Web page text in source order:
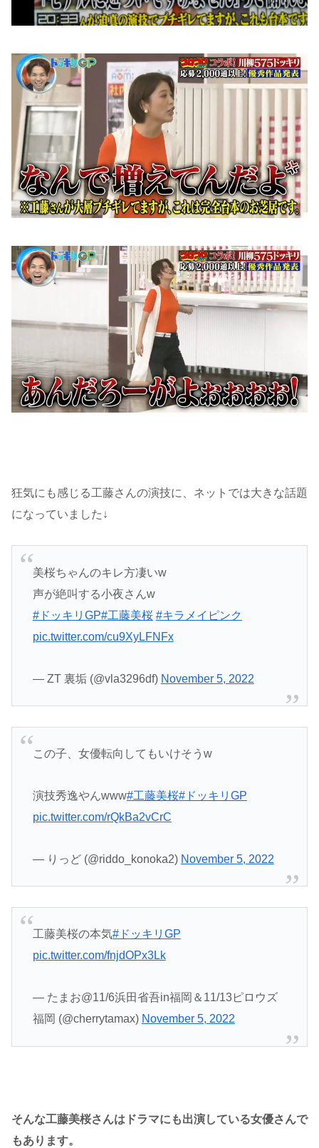
狂気にも感じる工藤さんの演技に、ネットでは大きな話題
になっていました↓
美桜ちゃんのキレ方凄いw
声が絶叫する小夜さんw
#ドッキリGP#工藤美桜 #キラメイピンク
pic.twitter.com/cu9XyLFNFx
— ZT 裏垢 (@vla3296df) November 5, 2022
この子、女優転向してもいけそうw
演技秀逸やんwww#工藤美桜#ドッキリGP
pic.twitter.com/rQkBa2vCrC
— りっど (@riddo_konoka2) November 5, 2022
工藤美桜の本気#ドッキリGP
pic.twitter.com/fnjdOPx3Lk
— たまお@11/6浜田省吾in福岡＆11/13ピロウズ
福岡 (@cherrytamax) November 5, 2022
そんな工藤美桜さんはドラマにも出演している女優さんで
もあります。